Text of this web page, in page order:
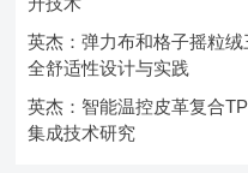
英杰：弹力布和格子摇粒
全舒适性设计与实践
英杰：智能温控皮革复合
集成技术研究